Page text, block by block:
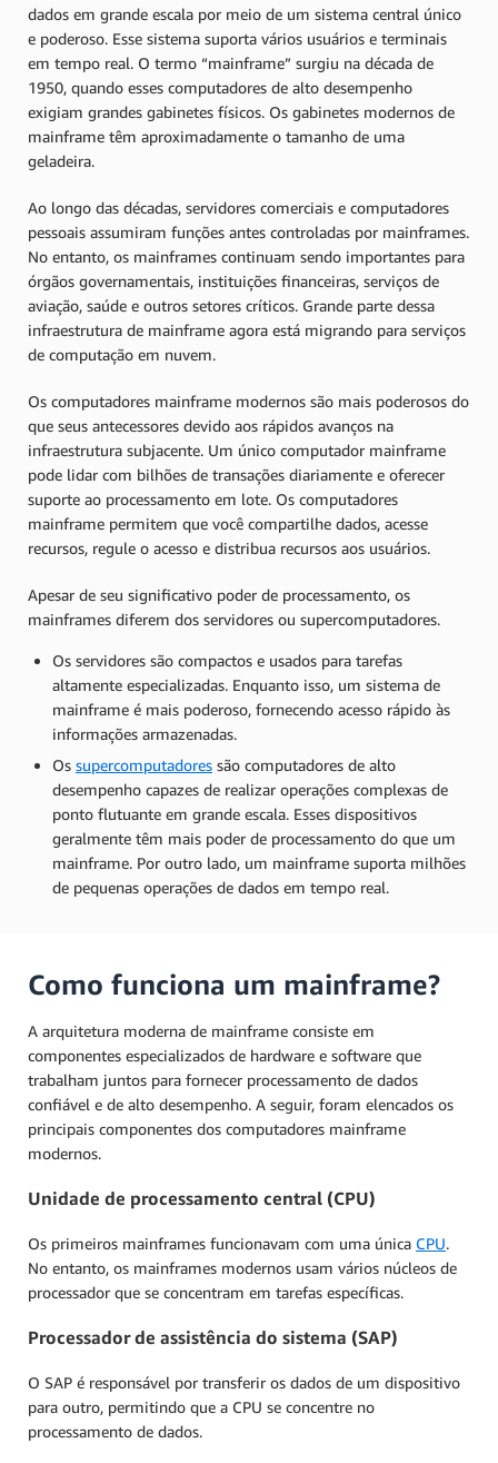
dados em grande escala por meio de um sistema central único
e poderoso. Esse sistema suporta vários usuários e terminais
em tempo real. O termo “mainframe” surgiu na década de
1950, quando esses computadores de alto desempenho
exigiam grandes gabinetes físicos. Os gabinetes modernos de
mainframe têm aproximadamente o tamanho de uma
geladeira.
Ao longo das décadas, servidores comerciais e computadores
pessoais assumiram funções antes controladas por mainframes.
No entanto, os mainframes continuam sendo importantes para
órgãos governamentais, instituições financeiras, serviços de
aviação, saúde e outros setores críticos. Grande parte dessa
infraestrutura de mainframe agora está migrando para serviços
de computação em nuvem.
Os computadores mainframe modernos são mais poderosos do
que seus antecessores devido aos rápidos avanços na
infraestrutura subjacente. Um único computador mainframe
pode lidar com bilhões de transações diariamente e oferecer
suporte ao processamento em lote. Os computadores
mainframe permitem que você compartilhe dados, acesse
recursos, regule o acesso e distribua recursos aos usuários.
Apesar de seu significativo poder de processamento, os
mainframes diferem dos servidores ou supercomputadores.
Os servidores são compactos e usados para tarefas
altamente especializadas. Enquanto isso, um sistema de
mainframe é mais poderoso, fornecendo acesso rápido às
informações armazenadas.
Os supercomputadores são computadores de alto
desempenho capazes de realizar operações complexas de
ponto flutuante em grande escala. Esses dispositivos
geralmente têm mais poder de processamento do que um
mainframe. Por outro lado, um mainframe suporta milhões
de pequenas operações de dados em tempo real.
Como funciona um mainframe?
A arquitetura moderna de mainframe consiste em
componentes especializados de hardware e software que
trabalham juntos para fornecer processamento de dados
confiável e de alto desempenho. A seguir, foram elencados os
principais componentes dos computadores mainframe
modernos.
Unidade de processamento central (CPU)
Os primeiros mainframes funcionavam com uma única CPU.
No entanto, os mainframes modernos usam vários núcleos de
processador que se concentram em tarefas específicas.
Processador de assistência do sistema (SAP)
O SAP é responsável por transferir os dados de um dispositivo
para outro, permitindo que a CPU se concentre no
processamento de dados.